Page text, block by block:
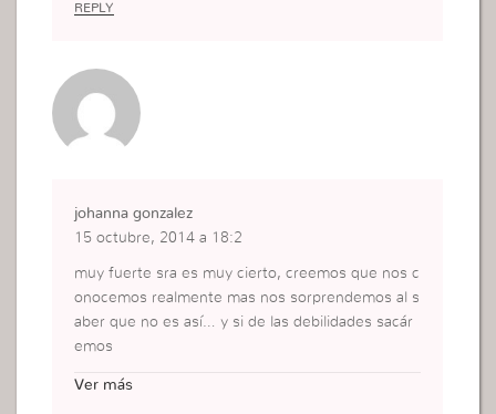
aquel que te fortalezca el es Dios todo poderoso.
REPLY
johanna gonzalez
15 octubre, 2014 a 18:2
muy fuerte sra es muy cierto, creemos que nos c
onocemos realmente mas nos sorprendemos al s
aber que no es así… y si de las debilidades sacár
emos
Ver más